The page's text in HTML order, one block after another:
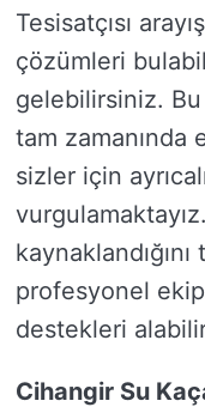
Tesisatçısı
çözümleri
gelebilirsiniz.
tam zamanında
sizler için
profesyonel
destekleri
Cihangir Su